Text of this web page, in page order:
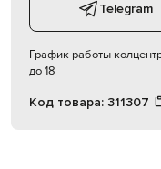
Telegram
График работы
до 18
Код товара: 311307